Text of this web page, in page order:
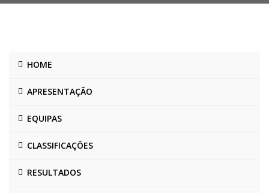
HOME
APRESENTAÇÃO
EQUIPAS
CLASSIFICAÇÕES
RESULTADOS